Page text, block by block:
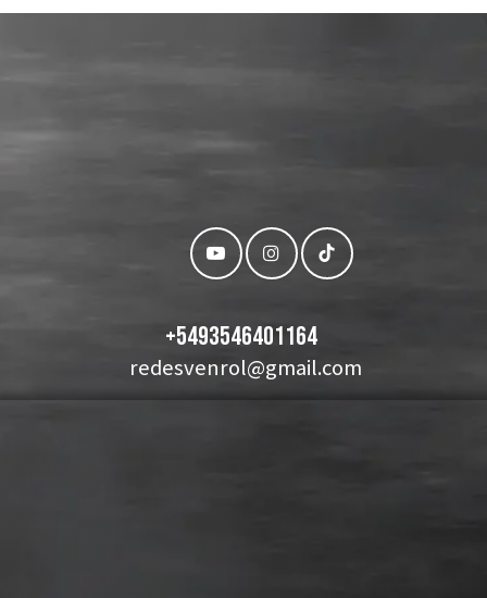
+5493546401164
redesvenrol@gmail.com